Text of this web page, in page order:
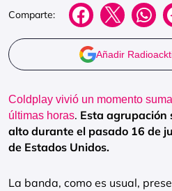
Comparte:
Añadir
Coldplay vivió un momento
últimas horas. Esta agrupación
alto durante el pasado 16 de
de Estados Unidos.
La banda, como es usual,